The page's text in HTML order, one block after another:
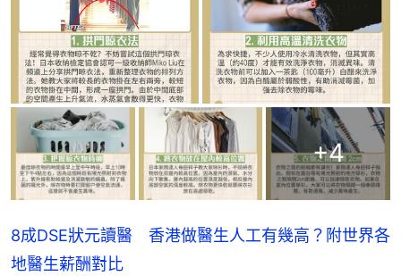
+4
8成DSE狀元讀醫 香港做醫生人工有幾高？附世界各
地醫生薪酬對比